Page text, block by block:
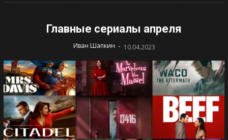
Главные сериалы апреля
Иван Шапкин - 10.04.2023